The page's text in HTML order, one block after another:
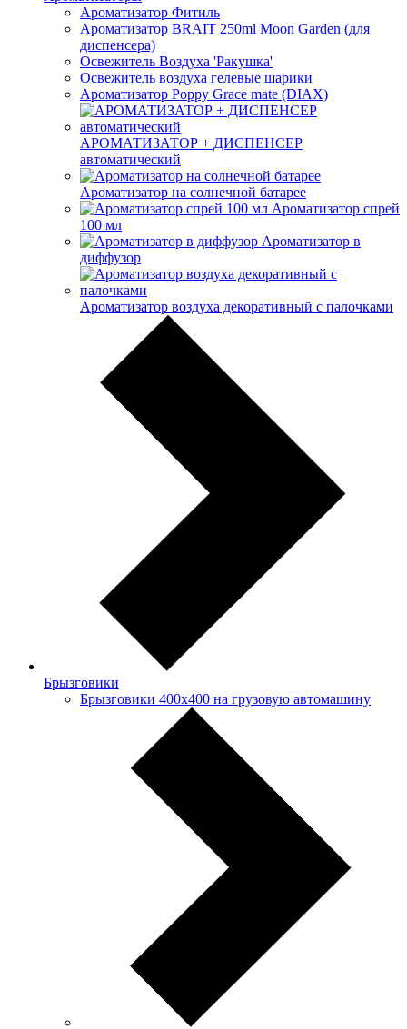
Ароматизатор Фитиль
Ароматизатор BRAIT 250ml Moon Garden (для
диспенсера)
Освежитель Воздуха 'Ракушка'
Освежитель воздуха гелевые шарики
Ароматизатор Poppy Grace mate (DIAX)
АРОМАТИЗАТОР + ДИСПЕНСЕР
автоматический
Ароматизатор на солнечной батарее
Ароматизатор спрей
100 мл
Ароматизатор в
диффузор
Ароматизатор воздуха декоративный с палочками
Брызговики
Брызговики 400х400 на грузовую автомашину